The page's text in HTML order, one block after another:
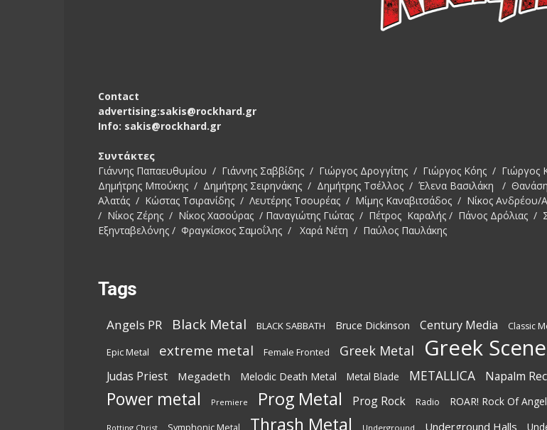
Contact
advertising:sakis@rockhard.gr
Info: sakis@rockhard.gr
Συντάκτες
Γιάννης Παπαευθυμίου / Γιάννης Σαββίδης / Γιώργος Δρογγίτης / Γιώργος Κόης / Γιώργος
Δημήτρης Μπούκης / Δημήτρης Σειρηνάκης / Δημήτρης Τσέλλος / Έλενα Βασιλάκη /
Αλατάς / Κώστας Τσιρανίδης / Λευτέρης Τσουρέας / Μίμης Καναβιτσάδος / Νίκος Ανδρέου/
/ Νίκος Ζέρης / Νίκος Χασούρας / Παναγιώτης Γιώτας / Πέτρος Καραλής / Πάνος Δρόλιας /
Εξηνταβελόνης / Φραγκίσκος Σαμοΐλης / Χαρά Νέτη / Παύλος Παυλάκης
Tags
Angels PR Black Metal BLACK SABBATH Bruce Dickinson Century Media Classic
Epic Metal extreme metal Female Fronted Greek Metal Greek Scene
Judas Priest Megadeth Melodic Death Metal Metal Blade METALLICA Napalm
Power metal Premiere Prog Metal Prog Rock Radio ROAR! Rock Of
Rotting Christ Thrash Metal Underground Underground Halls